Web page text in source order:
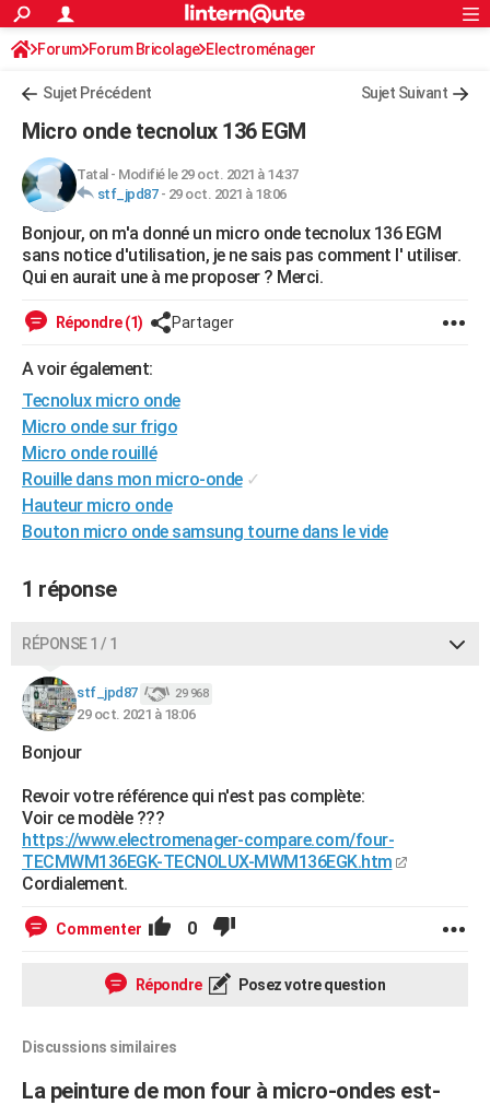
ACTUALITÉS
Politique
Société
Faits Divers
Education
Monde
Villes
+
FINANCE
Retraite
Impôts
Epargne
Immobilier
Risques naturels par ville
Banque
Assurance
Crédit
AUTO
Essais
Réserver un essai
Citadines
Berlines
SUV
Forum auto
+HIGH-TECH
Mobiles
Meilleur smartphone
Internet
Ordinateurs
Jeux vidéo
Guide high-tech
+
Forum
Aménagement intérieur
Extérieur
Cuisine
Salle de bains
Jardinage
Rangement
WEEK-END
Guides de France
Escapades
Patrimoine
Expositions
Musées
Week-end nature
+LIFESTYLE
Art de vivre
Bien-être
Loisirs
Mode
Modes de vie
SANTE
Alimentation
Guide de la santé
Maladies
Médicaments
Sommeil
VOYAGE
Destinations
City break
Voyage nature
Voyage de noces
Forum
Climat
+PHOTO
BONS PLANS
CARTE DE VOEUX
Carte de Noël
Carte Bonne année
Carte Saint-Valentin
Carte Pâques
Carte d'anniversaire
DICTIONNAIRE
Dictionnaire
Biographies
Citations
Expressions
Proverbes
S'inscrire
Se connecter
Lycées
Collèges
Primaires
Universités
Entreprises
Service militaire
Avis de recherche
AVIS DE DÉCÈS
FORUM
S'inscrire
Connexion
Forum Forum Bricolage Electroménager
Sujet Précédent Sujet Suivant
Micro onde tecnolux 136 EGM
Tatal - Modifié le 29 oct. 2021 à 14:37
stf_jpd87- 29 oct. 2021 à 18:06
Bonjour, on m'a donné un micro onde tecnolux 136 EGM
sans notice d'utilisation, je ne sais pas comment l' utiliser.
Qui en aurait une à me proposer ? Merci.
Répondre (1) Partager
A voir également:
Tecnolux micro onde
Micro onde sur frigo
Micro onde rouillé
Rouille dans mon micro-onde ✓
Hauteur micro onde
Bouton micro onde samsung tourne dans le vide
1 réponse
RÉPONSE 1 / 1
stf_jpd87 29 968
29 oct. 2021 à 18:06
Bonjour
Revoir votre référence qui n'est pas complète:
Voir ce modèle ???
https://www.electromenager-compare.com/four-
TECMWM136EGK-TECNOLUX-MWM136EGK.htm
Cordialement.
Commenter 0
Répondre Posez votre question
Discussions similaires
La peinture de mon four à micro-ondes est-